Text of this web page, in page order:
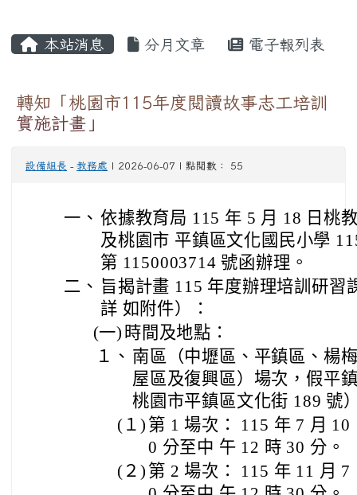
本站消息 分月文章 電子報列表
轉知「桃園市115年度閱讀故事志工培訓
實施計畫」
設備組長 - 教務處 | 2026-06-07 | 點閱數： 55
一、 依據教育局 115 年 5 月 18 日桃
及桃園市 平鎮區文化國民小學
第 1150003714 號函辦理。
二、 旨揭計畫 115 年度辦理培訓研習
詳 如附件）：
(一) 時間及地點：
１、 南區（中壢區、平鎮區、楊
屋區及復興區）場次，假平
桃園市平鎮區文化街 189 號
(１) 第 1 場次： 115 年 7 月
0 分至中 午 12 時 30 分。
(２) 第 2 場次： 115 年 11 月